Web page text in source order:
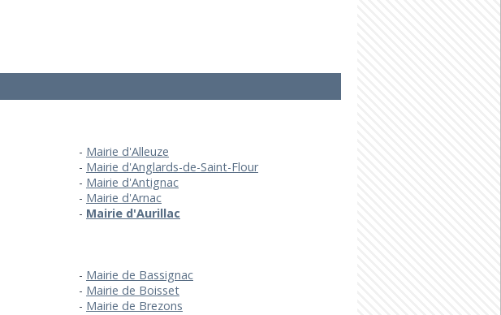
Mairie d'Alleuze
Mairie d'Anglards-de-Saint-Flour
Mairie d'Antignac
Mairie d'Arnac
Mairie d'Aurillac
Mairie de Bassignac
Mairie de Boisset
Mairie de Brezons